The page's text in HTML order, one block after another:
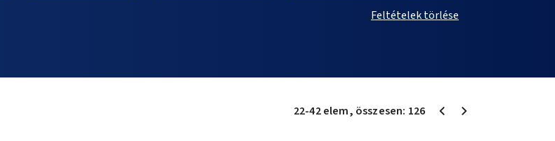
Feltételek törlése
22-42elem, összesen: 126